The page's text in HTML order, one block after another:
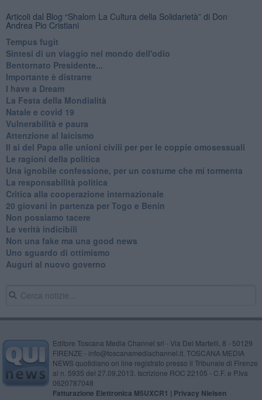
Articoli dal Blog “Shalom La Cultura della Solidarietà” di Don
Andrea Pio Cristiani
​Tempus fugit
​Sintesi di un viaggio nel mondo dell'odio
Bentornato Presidente...
Importante è distrarre
​I have a Dream
La Festa della Mondialità
Natale e covid 19
Vulnerabilità e paura
Attenzione al laicismo
Il si del Papa alle unioni civili per per le coppie omosessuali
Le ragioni della politica
​Una ignobile confessione, per un costume che mi tormenta
La responsabilità politica
Critica alla cooperazione internazionale
20 giovani in partenza per Togo e Benin
​Non possiamo tacere
​Le verità indicibili
Non una fake ma una good news
Uno sguardo di ottimismo
Auguri al nuovo governo
Editore Toscana Media Channel srl - Via Dei Martelli, 8 - 50129
FIRENZE - info@toscanamediachannel.it. TOSCANA MEDIA
NEWS quotidiano on line registrato presso il Tribunale di Firenze
al n. 5935 del 27.09.2013. Iscrizione ROC 22105 - C.F. e P.Iva
0620787048
Fatturazione Elettronica M5UXCR1 | Privacy Nielsen